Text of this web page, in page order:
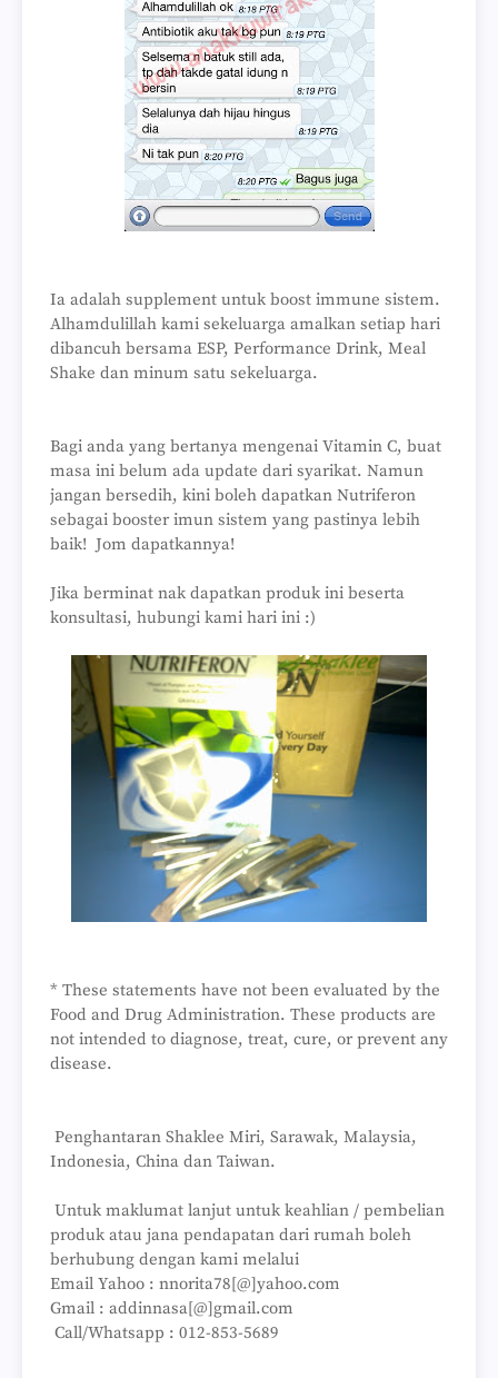
Ia adalah supplement untuk boost immune sistem.
Alhamdulillah kami sekeluarga amalkan setiap hari
dibancuh bersama ESP, Performance Drink, Meal
Shake dan minum satu sekeluarga.
Bagi anda yang bertanya mengenai Vitamin C, buat
masa ini belum ada update dari syarikat. Namun
jangan bersedih, kini boleh dapatkan Nutriferon
sebagai booster imun sistem yang pastinya lebih
baik! Jom dapatkannya!
Jika berminat nak dapatkan produk ini beserta
konsultasi, hubungi kami hari ini :)
* These statements have not been evaluated by the
Food and Drug Administration. These products are
not intended to diagnose, treat, cure, or prevent any
disease.
Penghantaran Shaklee Miri, Sarawak, Malaysia,
Indonesia, China dan Taiwan.
Untuk maklumat lanjut untuk keahlian / pembelian
produk atau jana pendapatan dari rumah boleh
berhubung dengan kami melalui
Email Yahoo : nnorita78[@]yahoo.com
Gmail : addinnasa[@]gmail.com
Call/Whatsapp : 012-853-5689